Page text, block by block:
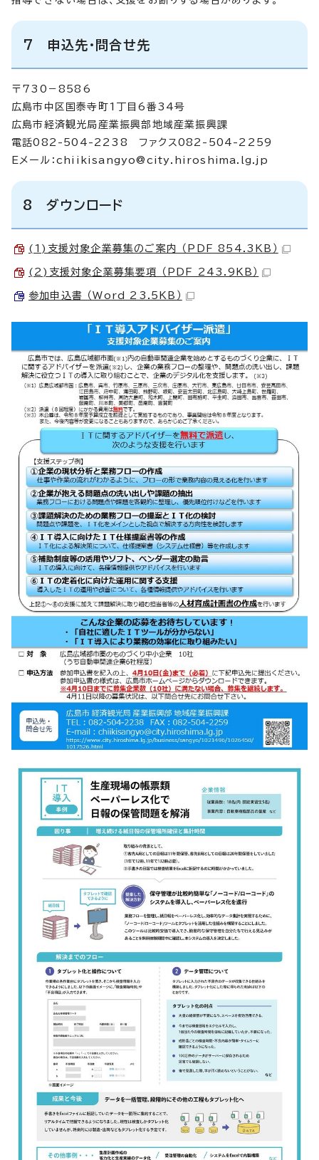
7 申込先・問合せ先
〒730－8586
広島市中区国泰寺町1丁目6番34号
広島市経済観光局産業振興部地域産業振興課
電話082-504-2238 ファクス082-504-2259
Eメール： chiikisangyo@city.hiroshima.lg.jp
8 ダウンロード
(1)支援対象企業募集のご案内 （PDF 854.3KB）
(2)支援対象企業募集要項 （PDF 243.9KB）
参加申込書 （Word 23.5KB）